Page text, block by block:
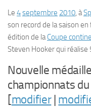
Le 4septembre 2010, à
son record de la saison
édition de laCoupe
Steven Hooker qui réalise
Nouvelle
championnats
[modifier|